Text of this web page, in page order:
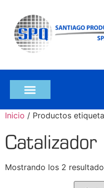
Inicio / Productos
Catalizador
Mostrando los 2